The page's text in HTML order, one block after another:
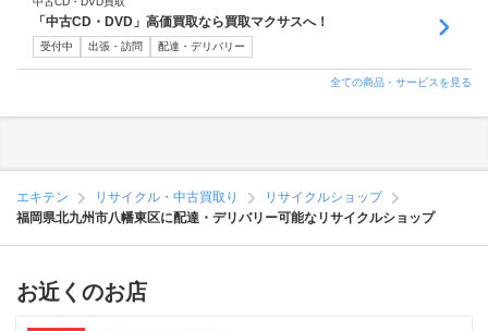
「中古CD・DVD」高価買取なら買取マクサスへ！
受付中 出張・訪問 配達・デリバリー
全ての商品・サービスを見る
エキテン リサイクル・中古買取り
リサイクルショップ
福岡県北九州市八幡東区に配達・デリバリー可能なリサイクルショップ
お近くのお店